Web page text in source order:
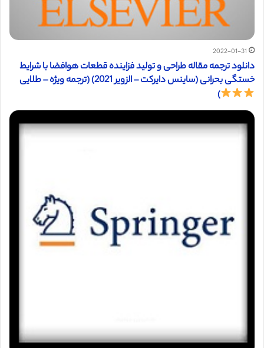
2022-01-31
دانلود ترجمه مقاله طراحی و تولید فزاینده قطعات هوافضا با شرایط
خستگی بحرانی (ساینس دایرکت – الزویر 2021) (ترجمه ویژه – طلایی
)